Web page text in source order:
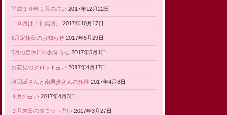
平成３０年１月の占い 2017年12月22日
１０月は「神無月」 2017年10月17日
6月定休日のお知らせ 2017年5月29日
5月の定休日のお知らせ 2017年5月1日
お花見のタロット占い 2017年4月17日
渡辺謙さんと南果歩さんの相性 2017年4月8日
４月の占い 2017年4月3日
３月末日のタロット占い 2017年3月27日